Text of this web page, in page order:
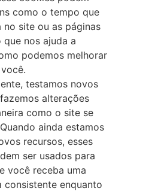
como o tempo que
no site ou as páginas
que nos ajuda a
podemos melhorar
testamos novos
alterações
como o site se
ainda estamos
recursos, esses
ser usados para
você receba uma
consistente enquanto